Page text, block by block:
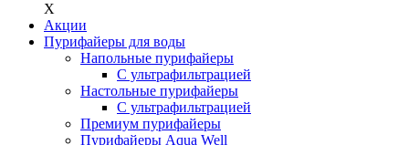
X
Акции
Пурифайеры для воды
Напольные пурифайеры
С ультрафильтрацией
Настольные пурифайеры
С ультрафильтрацией
Премиум пурифайеры
Пурифайеры Aqua Well